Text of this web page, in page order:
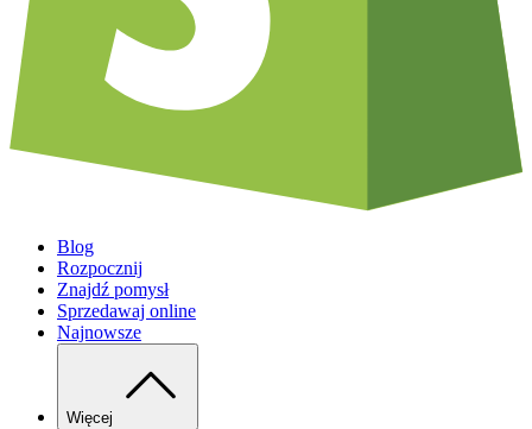
Blog
Rozpocznij
Znajdź pomysł
Sprzedawaj online
Najnowsze
Więcej